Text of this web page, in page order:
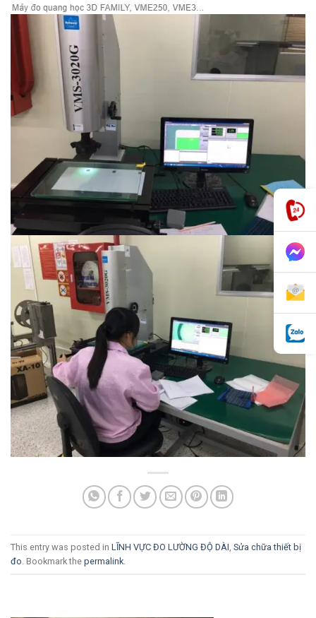
This entry was posted in LĨNH VỰC ĐO LƯỜNG ĐỘ DÀI Sửa chữa thiết bị
đo . Bookmark the permalink